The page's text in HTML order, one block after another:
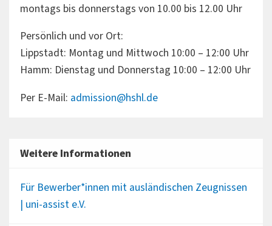
montags bis donnerstags von 10.00 bis 12.00 Uhr
Persönlich und vor Ort:
Lippstadt: Montag und Mittwoch 10:00 – 12:00 Uhr
Hamm: Dienstag und Donnerstag 10:00 – 12:00 Uhr
Per E-Mail: admission@hshl.de
Weitere Informationen
Für Bewerber*innen mit ausländischen Zeugnissen
| uni-assist e.V.